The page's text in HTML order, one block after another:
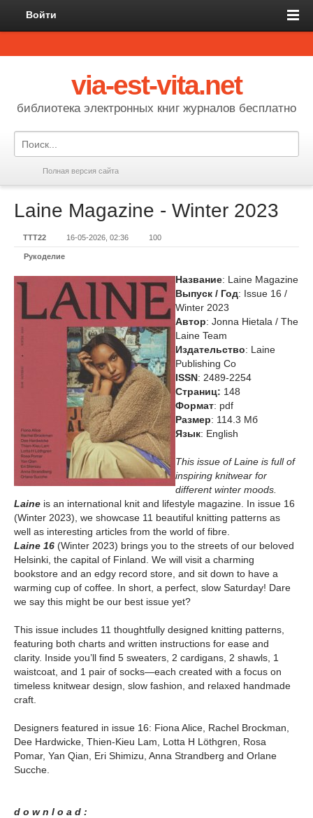
Войти
via-est-vita.net
библиотека электронных книг журналов бесплатно
Полная версия сайта
Laine Magazine - Winter 2023
TTT22 16-05-2026, 02:36 100
Рукоделие
Название: Laine Magazine
Выпуск / Год: Issue 16 /
Winter 2023
Автор: Jonna Hietala / The
Laine Team
Издательство: Laine
Publishing Co
ISSN: 2489-2254
Cтраниц: 148
Формат: pdf
Размер: 114.3 Мб
Язык: English
This issue of Laine is full of
inspiring knitwear for
different winter moods.
Laine is an international knit and lifestyle magazine. In issue 16
(Winter 2023), we showcase 11 beautiful knitting patterns as
well as interesting articles from the world of fibre.
Laine 16 (Winter 2023) brings you to the streets of our beloved
Helsinki, the capital of Finland. We will visit a charming
bookstore and an edgy record store, and sit down to have a
warming cup of coffee. In short, a perfect, slow Saturday! Dare
we say this might be our best issue yet?
This issue includes 11 thoughtfully designed knitting patterns,
featuring both charts and written instructions for ease and
clarity. Inside you’ll find 5 sweaters, 2 cardigans, 2 shawls, 1
waistcoat, and 1 pair of socks—each created with a focus on
timeless knitwear design, slow fashion, and relaxed handmade
craft.
Designers featured in issue 16: Fiona Alice, Rachel Brockman,
Dee Hardwicke, Thien-Kieu Lam, Lotta H Löthgren, Rosa
Pomar, Yan Qian, Eri Shimizu, Anna Strandberg and Orlane
Sucche.
d o w n l o a d :